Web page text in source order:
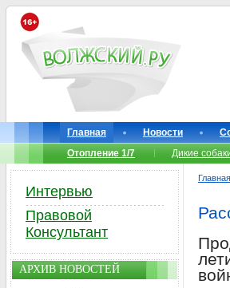
Главная Новости
Отопление 1/7
Дикие
Главная
Интервью
Правовой
Консультант
АРХИВ НОВОСТЕЙ